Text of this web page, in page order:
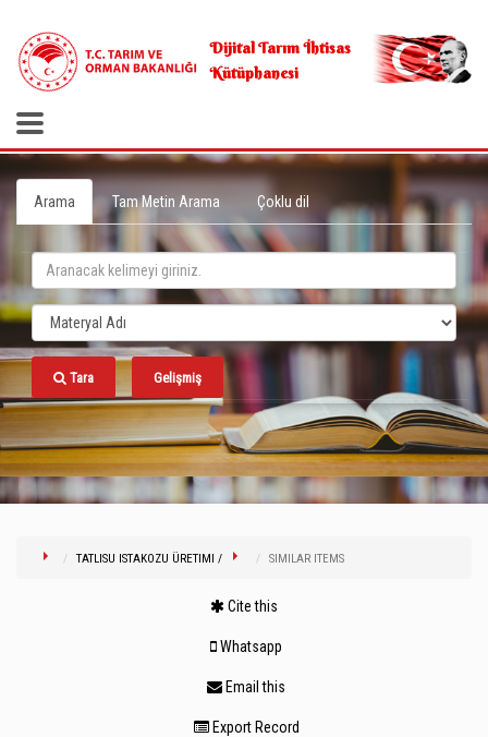
Dijital Tarım İhtisas
Kütüphanesi
Arama Tam Metin Arama Çoklu dil
Tara Gelişmiş
TATLISU ISTAKOZU ÜRETIMI / SIMILAR ITEMS
Cite this
Whatsapp
Email this
Export Record